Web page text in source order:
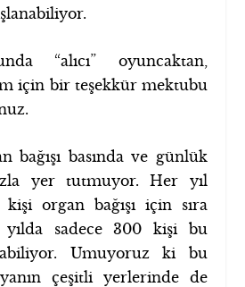
“alıcı” oyuncaktan,
için bir teşekkür mektubu
bağışı basında ve günlük
yer tutmuyor. Her yıl
kişi organ bağışı için sıra
sadece 300 kişi bu
Umuyoruz ki bu
çeşitli yerlerinde de